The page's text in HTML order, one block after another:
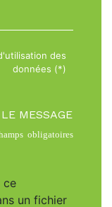
des
données (*)
MESSAGE
obligatoires
ce
un fichier